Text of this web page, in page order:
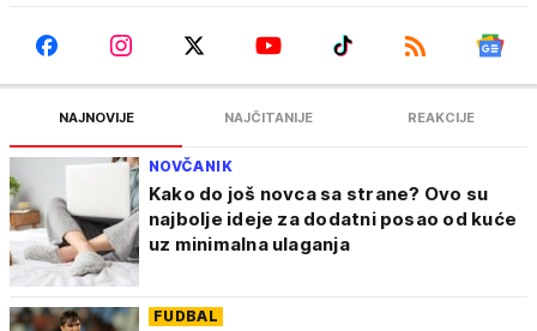
NAJNOVIJE NAJČITANIJE REAKCIJE
NOVČANIK
Kako do još novca sa strane? Ovo su
najbolje ideje za dodatni posao od kuće
uz minimalna ulaganja
FUDBAL